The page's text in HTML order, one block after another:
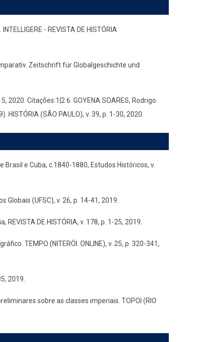
- REVISTA DE HISTÓRIA
Zeitschrift für Globalgeschichte und
2020. Citações:1|2 6. GOYENA SOARES, Rodrigo.
(SÃO PAULO), v. 39, p. 1-30, 2020.
e Cuba, c.1840-1880, Estudos Históricos, v.
(UFSC), v. 26, p. 14-41, 2019.
DE HISTÓRIA, v. 178, p. 1-25, 2019.
TEMPO (NITERÓI. ONLINE), v. 25, p. 320-341,
2019.
sobre as classes imperiais. TOPOI (RIO